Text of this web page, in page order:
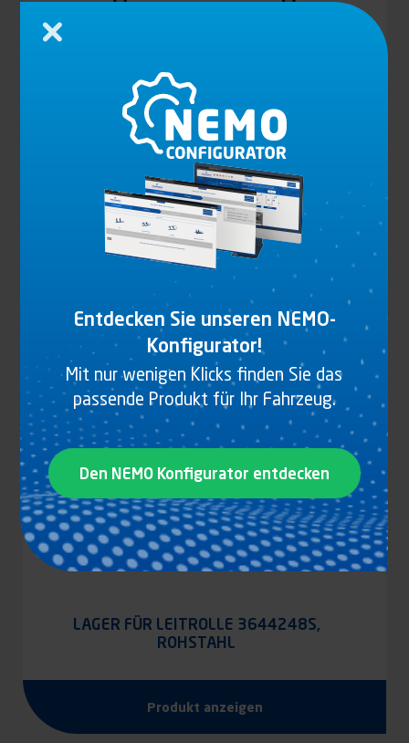
SICHERUNGSRING FÜR 3644300 S UND
3644302 S
Produkt anzeigen
LAGER FÜR LEITROLLE 3644248S,
ROHSTAHL
Produkt anzeigen
Entdecken Sie unseren NEMO-
Konfigurator!
Mit nur wenigen Klicks finden Sie das
passende Produkt für Ihr Fahrzeug.
Den NEMO Konfigurator entdecken